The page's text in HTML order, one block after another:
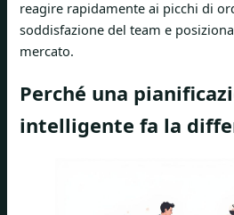
reagire rapidamente ai picchi di
soddisfazione del team e
mercato.
Perché una
intelligente fa la